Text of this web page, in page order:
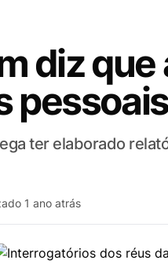
diz
ter elaborado
1 ano atrás